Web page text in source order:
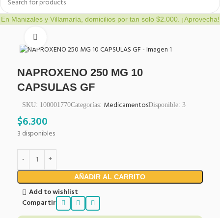
En Manizales y Villamaría, domicilios por tan solo $2.000. ¡Aprovecha!
NAPROXENO 250 MG 10
CAPSULAS GF
SKU: 100001770Categorías: MedicamentosDisponible: 3
$6.300
3 disponibles
AÑADIR AL CARRITO
Add to wishlist
Compartir